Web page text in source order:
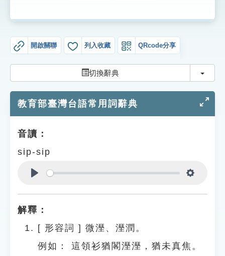
生字詞彙表
知識索引
遊戲專區
貓頭鷹博士
開啟關聯 列入收藏 QRcode分享
切換辭典 切換
教育部臺灣台語常用詞辭典
音讀：
sip-sip
解釋：
[ 形容詞 ] 微溼、溼潤。
例如：
這領衫猶閣溼溼，猶未真焦。